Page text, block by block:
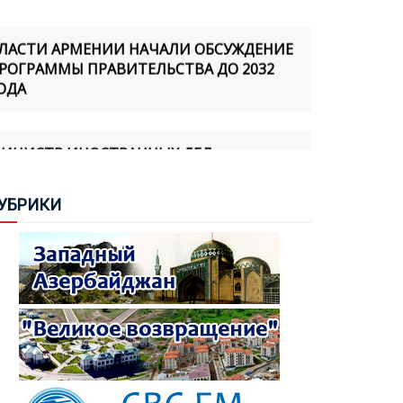
ПРАВИТЕЛЬСТВА ДО 2032
ПРИБЫЛ С ОФИЦИАЛЬНЫМ
ОСУДИЛ ЗАКОНОДАТЕЛЬНУЮ
АССАМБЛЕИ КОРСИКИ,
С Т.Н. "АРЦАХОМ"
АЛИЕВА: МИННАЯ ОПАСНОСТЬ
СЕРЬЕЗНОЙ УГРОЗОЙ ДЛЯ
РИКИ